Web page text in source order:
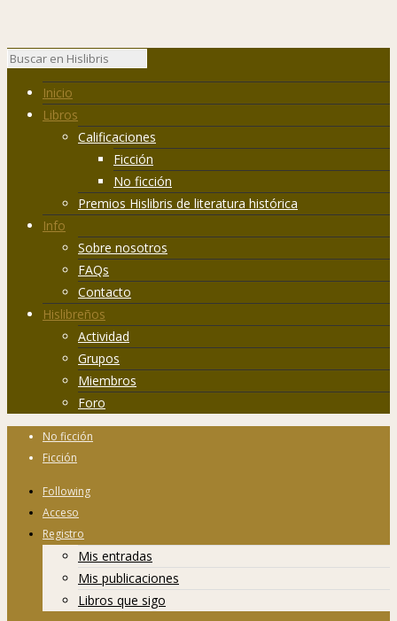
Inicio
Libros
Calificaciones
Ficción
No ficción
Premios Hislibris de literatura histórica
Info
Sobre nosotros
FAQs
Contacto
Hislibreños
Actividad
Grupos
Miembros
Foro
No ficción
Ficción
Following
Acceso
Registro
Mis entradas
Mis publicaciones
Libros que sigo